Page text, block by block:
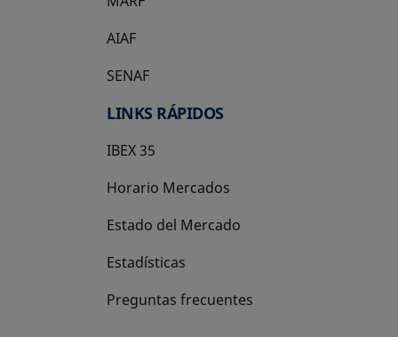
AIAF
SENAF
LINKS RÁPIDOS
IBEX 35
Horario Mercados
Estado del Mercado
Estadísticas
Preguntas frecuentes